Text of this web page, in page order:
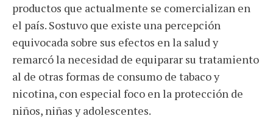
productos que actualmente se comercializan en
el país. Sostuvo que existe una percepción
equivocada sobre sus efectos en la salud y
remarcó la necesidad de equiparar su tratamiento
al de otras formas de consumo de tabaco y
nicotina, con especial foco en la protección de
niños, niñas y adolescentes.